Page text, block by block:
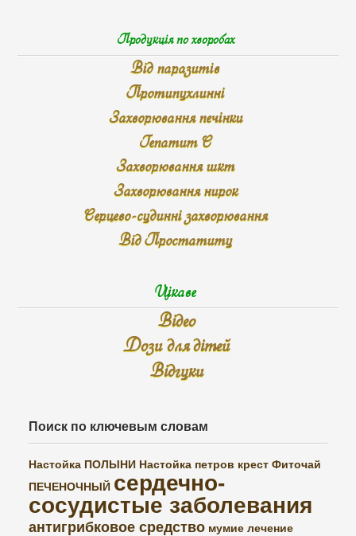
Продукція по хворобах
Від паразитів
Протипухлинні
Захворювання печінки
Гепатит С
Захворювання шкт
Захворювання нирок
Серцево-судинні захворювання
Від Простатиту
Цікаве
Відео
Дози для дітей
Відгуки
Поиск по ключевым словам
Настойка ПОЛЫНИ Настойка петров крест Фиточай
ПЕЧЕНОЧНЫЙ сердечно-
сосудистые заболевания
антигрибковое средство мумие лечение